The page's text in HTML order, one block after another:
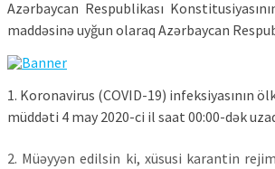
Azərbaycan Respublikası
maddəsinə uyğun olaraq Azərbaycan
1. Koronavirus (COVID-19) infeksiyasının
müddəti 4 may 2020-ci il saat 00:00-dək
2. Müəyyən edilsin ki, xüsusi karantin